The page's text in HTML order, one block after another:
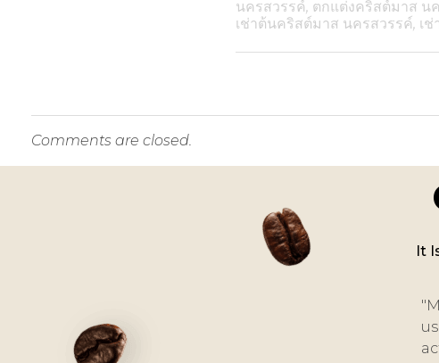
นครสวรรค์, ตกแต่งคริสต์มาส น
เช่าต้นคริสต์มาส นครสวรรค์, เ
Comments are closed.
It